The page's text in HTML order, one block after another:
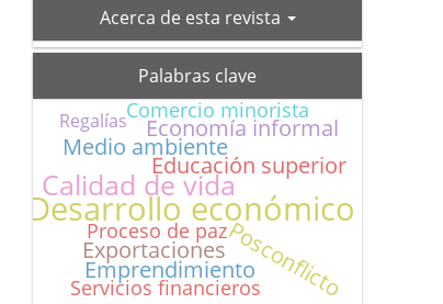
acerca-Acerca de esta revista
Palabras clave
Desarrollo económico
Calidad de vida
Educación superior
Medio ambiente
Economía informal
ExportacionesPosconflicto
Emprendimiento
Proceso de paz
Servicios financieros
Comercio minorista
Regalías